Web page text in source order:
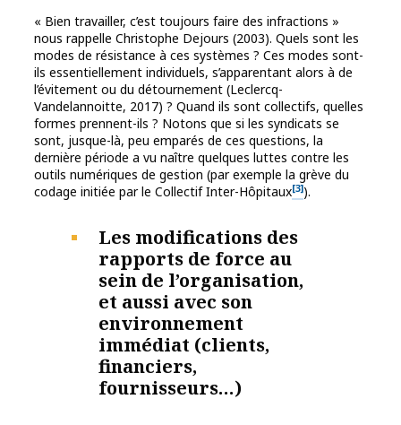
« Bien travailler, c’est toujours faire des infractions »
nous rappelle Christophe Dejours (2003). Quels sont les
modes de résistance à ces systèmes ? Ces modes sont-
ils essentiellement individuels, s’apparentant alors à de
l’évitement ou du détournement (Leclercq-
Vandelannoitte, 2017) ? Quand ils sont collectifs, quelles
formes prennent-ils ? Notons que si les syndicats se
sont, jusque-là, peu emparés de ces questions, la
dernière période a vu naître quelques luttes contre les
outils numériques de gestion (par exemple la grève du
codage initiée par le Collectif Inter-Hôpitaux[3]).
Les modifications des
rapports de force au
sein de l’organisation,
et aussi avec son
environnement
immédiat (clients,
financiers,
fournisseurs…)